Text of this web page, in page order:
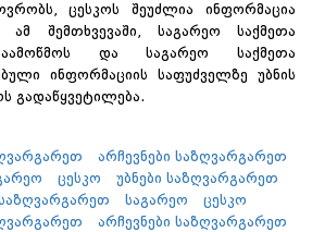
ცესკოს შეუძლია ინფორმაცია
ამ შემთხვევაში, საგარეო საქმეთა
და საგარეო საქმეთა
ინფორმაციის საფუძველზე უბნის
გადაწყვეტილება.
არჩევნები საზღვარგარეთ
ცესკო
უბნები საზღვარგარეთ
საგარეო
ცესკო
არჩევნები საზღვარგარეთ